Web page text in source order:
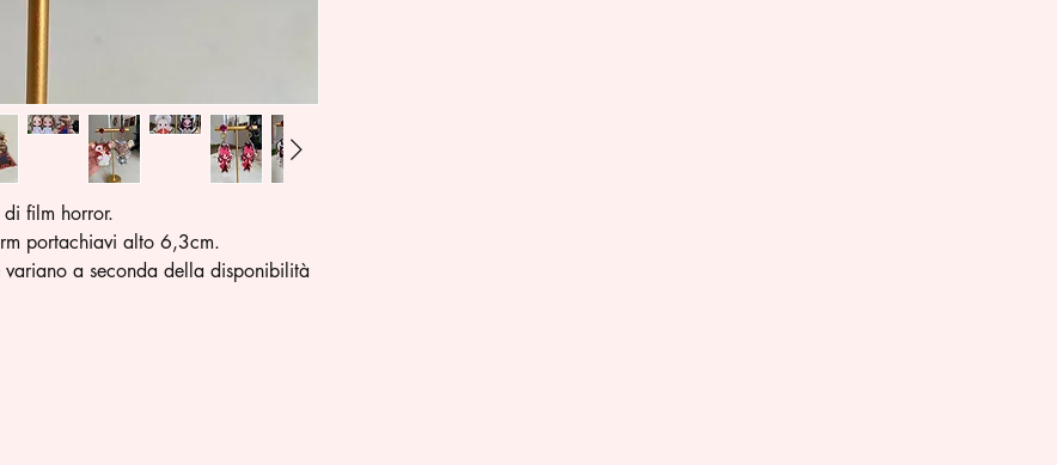
film horror.
portachiavi alto 6,3cm.
a seconda della disponibilità